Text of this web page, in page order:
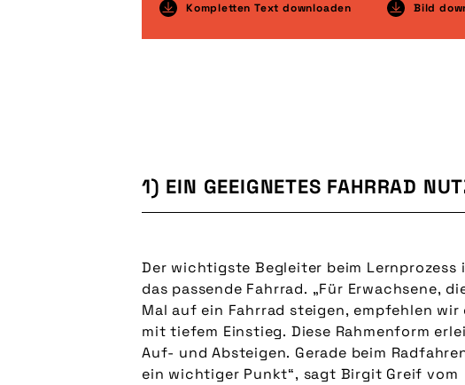
Kompletten Text downloaden Bild
1) EIN GEEIGNETES FAHRRAD
Der wichtigste Begleiter beim Lernprozess
das passende Fahrrad. „Für Erwachsene,
Mal auf ein Fahrrad steigen, empfehlen wir
mit tiefem Einstieg. Diese Rahmenform
Auf- und Absteigen. Gerade beim
ein wichtiger Punkt“, sagt Birgit Greif vom